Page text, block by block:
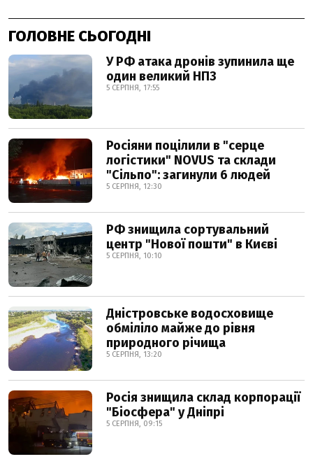
ГОЛОВНЕ СЬОГОДНІ
У РФ атака дронів зупинила ще
один великий НПЗ
5 СЕРПНЯ, 17:55
Росіяни поцілили в "серце
логістики" NOVUS та склади
"Сільпо": загинули 6 людей
5 СЕРПНЯ, 12:30
РФ знищила сортувальний
центр "Нової пошти" в Києві
5 СЕРПНЯ, 10:10
Дністровське водосховище
обміліло майже до рівня
природного річища
5 СЕРПНЯ, 13:20
Росія знищила склад корпорації
"Біосфера" у Дніпрі
5 СЕРПНЯ, 09:15